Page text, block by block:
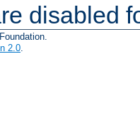
disabled
2.0.